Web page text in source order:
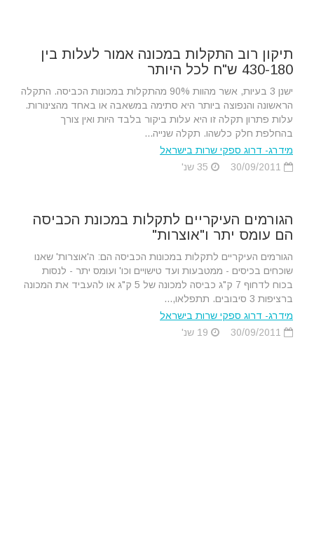
תיקון רוב התקלות במכונה אמור לעלות בין
430-180 ש"ח לכל היותר
ישנן 3 בעיות, אשר מהוות 90% מהתקלות במכונות הכביסה. התקלה
הראשונה והנפוצה ביותר היא סתימה במשאבה או באחד מהצינורות.
עלות פתרון תקלה זו היא עלות ביקור בלבד היות ואין צורך
בהחלפת חלק כלשהו. תקלה שנייה...
מידרג- דרוג ספקי שרות בישראל
הגורמים העיקריים לתקלות במכונת הכביסה
הם עומס יתר ו"אוצרות"
הגורמים העיקריים לתקלות במכונות הכביסה הם: ה'אוצרות' שאנו
שוכחים בכיסים - ממטבעות ועד טישויים וכו' ועומס יתר - לנסות
בכוח לדחוף 7 ק"ג כביסה למכונה של 5 ק"ג או להעביד את המכונה
ברציפות 3 סיבובים. תתפלאו,...
מידרג- דרוג ספקי שרות בישראל